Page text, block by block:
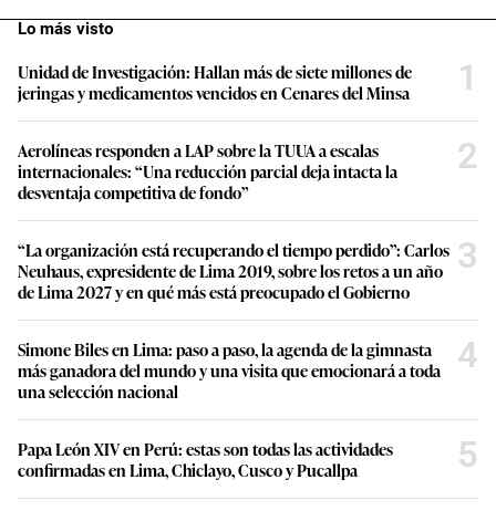
Lo más visto
Unidad de Investigación: Hallan más de siete millones de
jeringas y medicamentos vencidos en Cenares del Minsa
1
Aerolíneas responden a LAP sobre la TUUA a escalas
internacionales: “Una reducción parcial deja intacta la
desventaja competitiva de fondo”
2
“La organización está recuperando el tiempo perdido”: Carlos
Neuhaus, expresidente de Lima 2019, sobre los retos a un año
de Lima 2027 y en qué más está preocupado el Gobierno
3
Simone Biles en Lima: paso a paso, la agenda de la gimnasta
más ganadora del mundo y una visita que emocionará a toda
una selección nacional
4
Papa León XIV en Perú: estas son todas las actividades
confirmadas en Lima, Chiclayo, Cusco y Pucallpa
5